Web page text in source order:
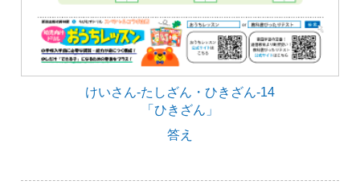
けいさん-たしざん・ひきざん-14
「ひきざん」
答え